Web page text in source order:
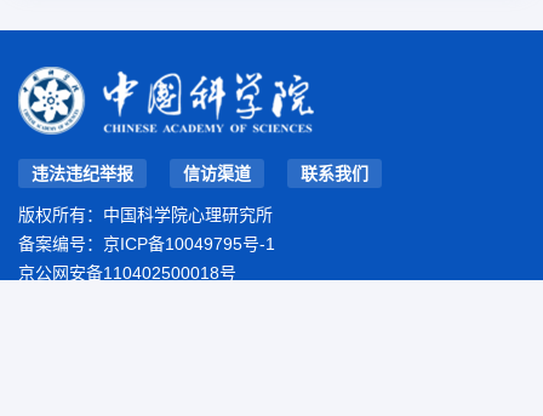
违法违纪举报 信访渠道 联系我们
版权所有：中国科学院心理研究所
备案编号： 京ICP备10049795号-1
京公网安备110402500018号